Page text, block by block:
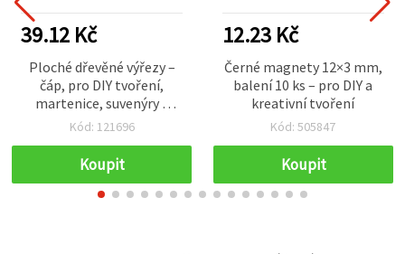
39.12 Kč
Ploché dřevěné výřezy –
čáp, pro DIY tvoření,
martenice, suvenýry a
talismany, 40×25×1,5 mm
Kód: 121696
Koupit
12.23 Kč
Černé magnety 12×3 mm,
balení 10 ks – pro DIY a
kreativní tvoření
Kód: 505847
Koupit